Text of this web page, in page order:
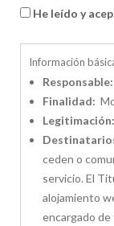
He leído y
Información
Responsable:
Finalidad:
Legitimación:
ceden o
servicio. El
alojamiento
encargado